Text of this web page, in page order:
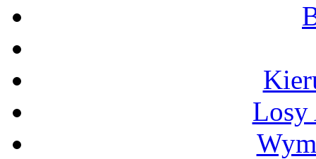
Losy